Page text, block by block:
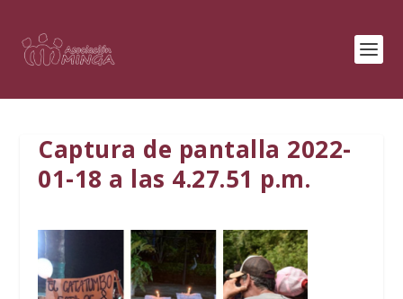
Captura de pantalla 2022-
01-18 a las 4.27.51 p.m.